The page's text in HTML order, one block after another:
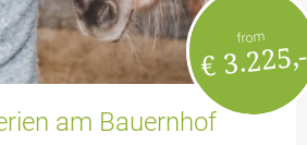
from
€
am Bauernhof